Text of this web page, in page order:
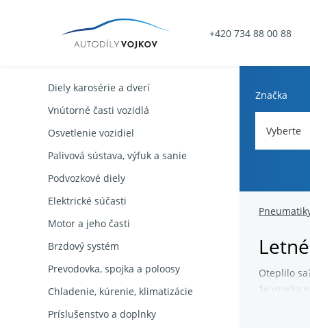
+420 734 88 00 88
Značka
Vyberte
Diely karosérie a dverí
Vnútorné časti vozidlá
Osvetlenie vozidiel
Palivová sústava, výfuk a sanie
Podvozkové diely
Elektrické súčasti
Motor a jeho časti
Brzdový systém
Prevodovka, spojka a poloosy
Chladenie, kúrenie, klimatizácie
Príslušenstvo a doplnky
Oteplilo
že vzorka